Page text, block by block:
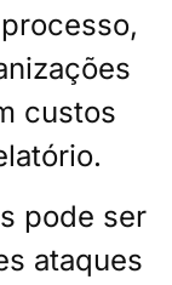
custos
pode ser
ataques